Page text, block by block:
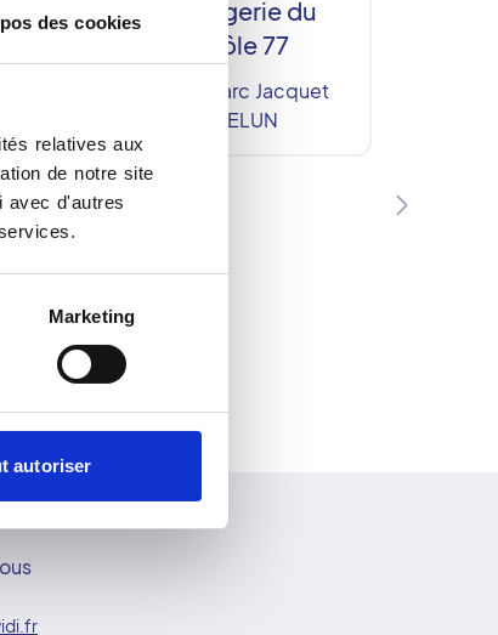
des cookies
relatives aux
de notre site
avec d'autres
Marketing
autoriser
GCS - Imagerie du
Santé Pôle 77
270 avenue Marc Jacquet
MELUN